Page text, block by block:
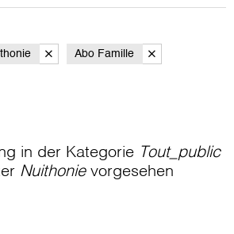
Abo Famille
in der Kategorie Tout_public
Nuithonievorgesehen